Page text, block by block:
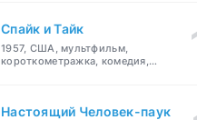
Спайк и Тайк
1957, США, мультфильм,
короткометражка, комедия,
Настоящий Человек-паук